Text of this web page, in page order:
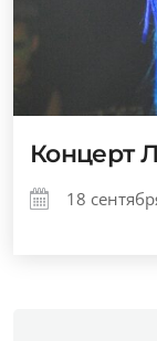
Концерт
18